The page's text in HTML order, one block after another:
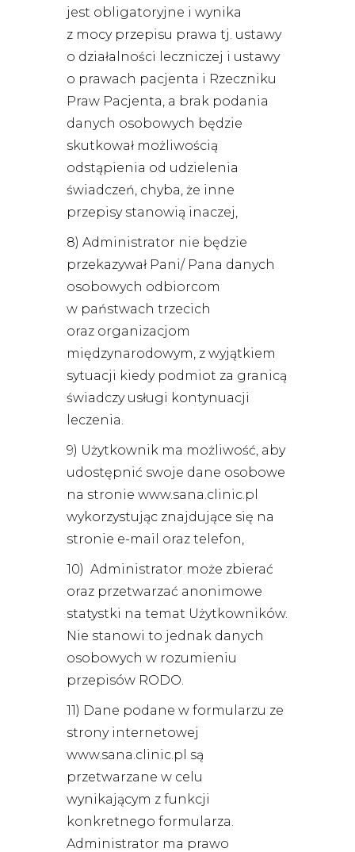
jest obligatoryjne i wynika
z mocy przepisu prawa tj. ustawy
o działalności leczniczej i ustawy
o prawach pacjenta i Rzeczniku
Praw Pacjenta, a brak podania
danych osobowych będzie
skutkował możliwością
odstąpienia od udzielenia
świadczeń, chyba, że inne
przepisy stanowią inaczej,
8) Administrator nie będzie
przekazywał Pani/ Pana danych
osobowych odbiorcom
w państwach trzecich
oraz organizacjom
międzynarodowym, z wyjątkiem
sytuacji kiedy podmiot za granicą
świadczy usługi kontynuacji
leczenia.
9) Użytkownik ma możliwość, aby
udostępnić swoje dane osobowe
na stronie www.sana.clinic.pl
wykorzystując znajdujące się na
stronie e-mail oraz telefon,
10) Administrator może zbierać
oraz przetwarzać anonimowe
statystki na temat Użytkowników.
Nie stanowi to jednak danych
osobowych w rozumieniu
przepisów RODO.
11) Dane podane w formularzu ze
strony internetowej
www.sana.clinic.pl są
przetwarzane w celu
wynikającym z funkcji
konkretnego formularza.
Administrator ma prawo